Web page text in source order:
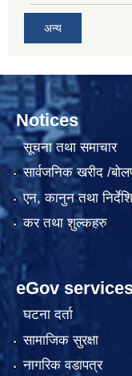
अन्य
Notices
सूचना तथा समाचार
सार्वजनिक खरीद /
एन, कानुन तथा
कर तथा शुल्कहरु
eGov
घटना दर्ता
सामाजिक सुरक्षा
नागरिक वडापत्र